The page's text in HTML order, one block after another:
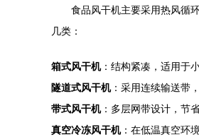
食品风干机主要采用热风循
几类：
箱式风干机：结构紧凑，适用于
隧道式风干机：采用连续输送带
带式风干机：多层网带设计，节
真空冷冻风干机：在低温真空环